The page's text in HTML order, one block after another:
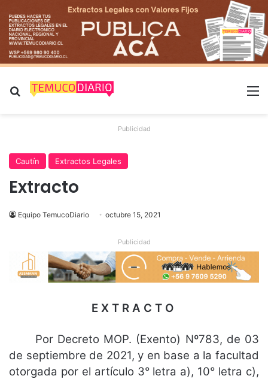
Buscar por
Publicidad
Cautín Extractos Legales
Extracto
Equipo TemucoDiario octubre 15, 2021
Publicidad
E X T R A C T O
Por Decreto MOP. (Exento) Nº783, de 03
de septiembre de 2021, y en base a la facultad
otorgada por el artículo 3° letra a), 10° letra c),